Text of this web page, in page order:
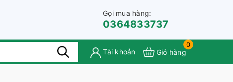
Gọi mua hàng:
0364833737
Tài khoản
0
Giỏ hàng